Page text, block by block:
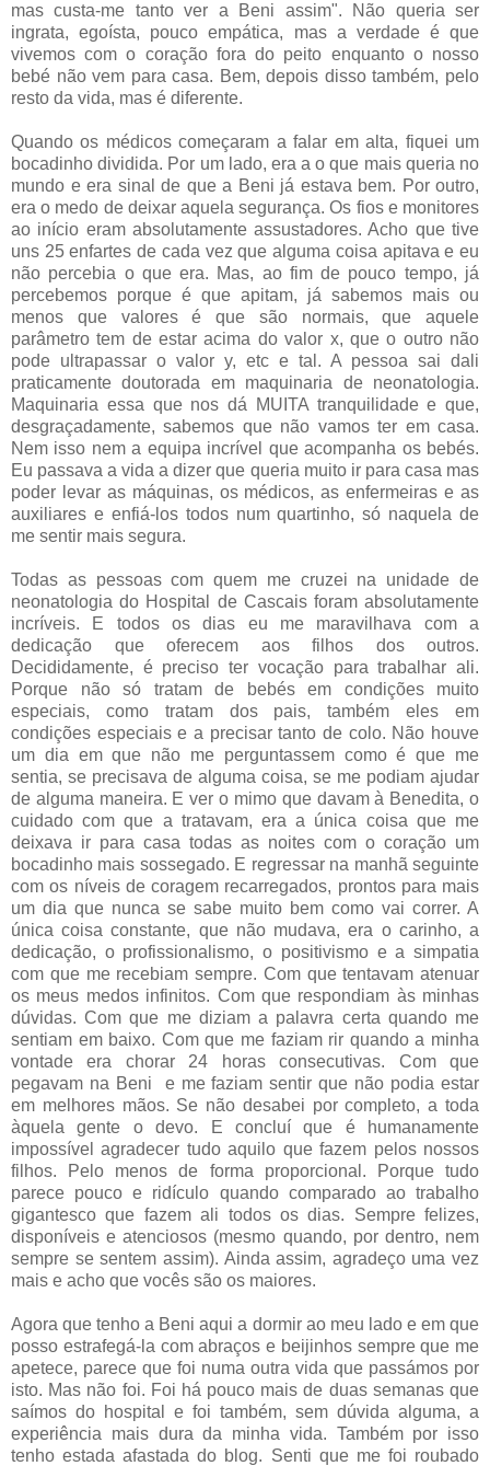
mas custa-me tanto ver a Beni assim". Não queria ser
ingrata, egoísta, pouco empática, mas a verdade é que
vivemos com o coração fora do peito enquanto o nosso
bebé não vem para casa. Bem, depois disso também, pelo
resto da vida, mas é diferente.
Quando os médicos começaram a falar em alta, fiquei um
bocadinho dividida. Por um lado, era a o que mais queria no
mundo e era sinal de que a Beni já estava bem. Por outro,
era o medo de deixar aquela segurança. Os fios e monitores
ao início eram absolutamente assustadores. Acho que tive
uns 25 enfartes de cada vez que alguma coisa apitava e eu
não percebia o que era. Mas, ao fim de pouco tempo, já
percebemos porque é que apitam, já sabemos mais ou
menos que valores é que são normais, que aquele
parâmetro tem de estar acima do valor x, que o outro não
pode ultrapassar o valor y, etc e tal. A pessoa sai dali
praticamente doutorada em maquinaria de neonatologia.
Maquinaria essa que nos dá MUITA tranquilidade e que,
desgraçadamente, sabemos que não vamos ter em casa.
Nem isso nem a equipa incrível que acompanha os bebés.
Eu passava a vida a dizer que queria muito ir para casa mas
poder levar as máquinas, os médicos, as enfermeiras e as
auxiliares e enfiá-los todos num quartinho, só naquela de
me sentir mais segura.
Todas as pessoas com quem me cruzei na unidade de
neonatologia do Hospital de Cascais foram absolutamente
incríveis. E todos os dias eu me maravilhava com a
dedicação que oferecem aos filhos dos outros.
Decididamente, é preciso ter vocação para trabalhar ali.
Porque não só tratam de bebés em condições muito
especiais, como tratam dos pais, também eles em
condições especiais e a precisar tanto de colo. Não houve
um dia em que não me perguntassem como é que me
sentia, se precisava de alguma coisa, se me podiam ajudar
de alguma maneira. E ver o mimo que davam à Benedita, o
cuidado com que a tratavam, era a única coisa que me
deixava ir para casa todas as noites com o coração um
bocadinho mais sossegado. E regressar na manhã seguinte
com os níveis de coragem recarregados, prontos para mais
um dia que nunca se sabe muito bem como vai correr. A
única coisa constante, que não mudava, era o carinho, a
dedicação, o profissionalismo, o positivismo e a simpatia
com que me recebiam sempre. Com que tentavam atenuar
os meus medos infinitos. Com que respondiam às minhas
dúvidas. Com que me diziam a palavra certa quando me
sentiam em baixo. Com que me faziam rir quando a minha
vontade era chorar 24 horas consecutivas. Com que
pegavam na Beni e me faziam sentir que não podia estar
em melhores mãos. Se não desabei por completo, a toda
àquela gente o devo. E concluí que é humanamente
impossível agradecer tudo aquilo que fazem pelos nossos
filhos. Pelo menos de forma proporcional. Porque tudo
parece pouco e ridículo quando comparado ao trabalho
gigantesco que fazem ali todos os dias. Sempre felizes,
disponíveis e atenciosos (mesmo quando, por dentro, nem
sempre se sentem assim). Ainda assim, agradeço uma vez
mais e acho que vocês são os maiores.
Agora que tenho a Beni aqui a dormir ao meu lado e em que
posso estrafegá-la com abraços e beijinhos sempre que me
apetece, parece que foi numa outra vida que passámos por
isto. Mas não foi. Foi há pouco mais de duas semanas que
saímos do hospital e foi também, sem dúvida alguma, a
experiência mais dura da minha vida. Também por isso
tenho estada afastada do blog. Senti que me foi roubado